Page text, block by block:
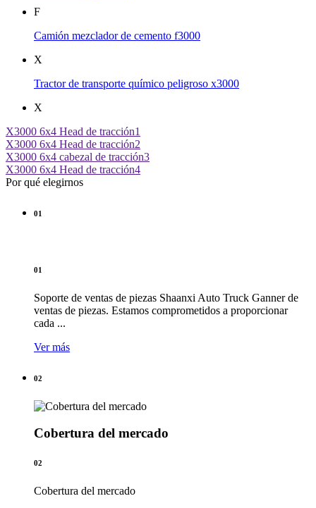
F
Camión mezclador de cemento f3000
X
Tractor de transporte químico peligroso x3000
X
X3000 6x4 Head de tracción1
X3000 6x4 Head de tracción2
X3000 6x4 cabezal de tracción3
X3000 6x4 Head de tracción4
Por qué elegirnos
01
01
Soporte de ventas de piezas Shaanxi Auto Truck Ganner de
ventas de piezas. Estamos comprometidos a proporcionar
cada ...
Ver más
02
Cobertura del mercado
02
Cobertura del mercado